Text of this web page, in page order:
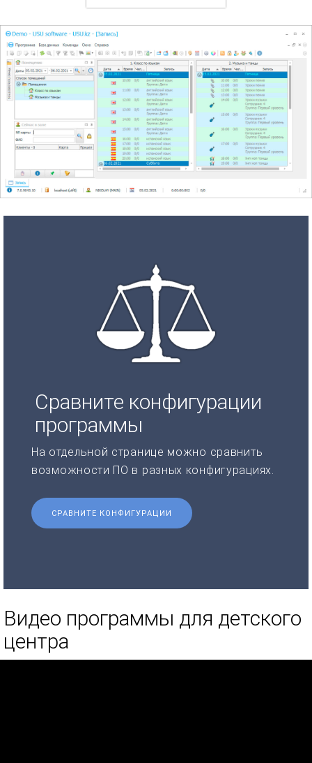
Сравните конфигурации
программы
На отдельной странице можно сравнить
возможности ПО в разных конфигурациях.
СРАВНИТЕ КОНФИГУРАЦИИ
Видео программы для детского
центра